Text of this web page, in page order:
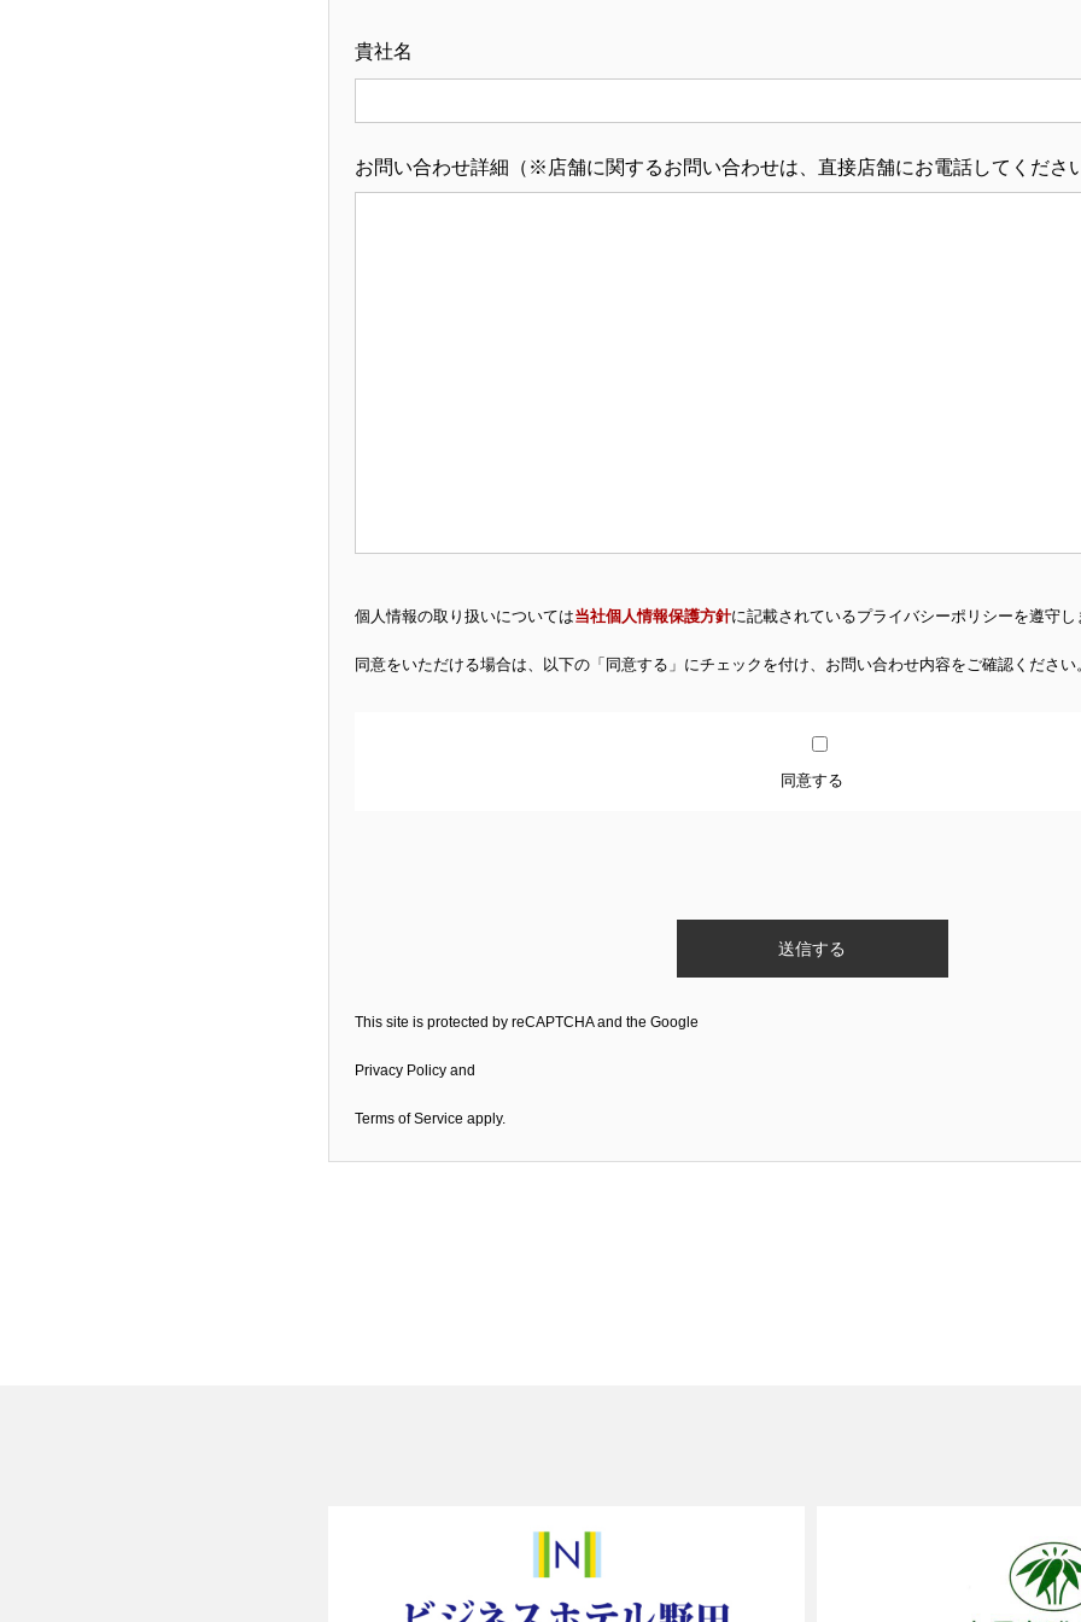
貴社名
お問い合わせ詳細（※店舗に関するお問い合わせは、直接店舗にお電話してくださ
個人情報の取り扱いについては当社個人情報保護方針に記載されているプライバシーポリシーを遵守し
同意をいただける場合は、以下の「同意する」にチェックを付け、お問い合わせ内容をご確認ください
同意する
This site is protected by reCAPTCHA and the Google
Privacy Policy and
Terms of Service apply.